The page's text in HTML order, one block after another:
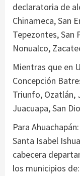
declaratoria de
Chinameca, San
Tepezontes, San
Nonualco,
Mientras que en
Concepción
Triunfo, Ozatlán,
Juacuapa, San
Para
Santa Isabel
cabecera
los municipios